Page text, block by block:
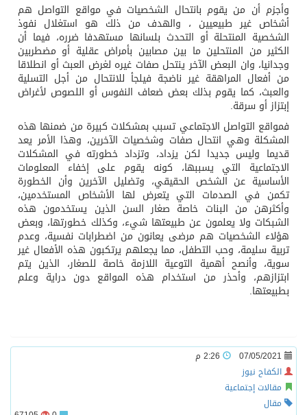
وأجزم أن من يقوم بانتحال الشخصيات في مواقع التواصل هم
أشخاص غير طبيعيين ، والهدف من ذلك هو استغلال نفوذ
الشخصية المنتحلة أو التحدث بلسانها مستهدفا ضرره، فيما أن
الكثير من المنتحلين ما بين مصابين بأمراض عقلية أو مضطربين
وجدانيا، وان البعض الآخر ينتحل صفات غيره لغرض العبث أو انطلاقا
من أفعال المراهقة غير ناضجة فيلجأ للانتحال من أجل التسلية
والعبث، كما يقوم بذلك بعض ضعاف النفوس أو اللصوص لأغراض
إبتزاز أو سرقة.
فمواقع التواصل الاجتماعي تسبب بمشكلات كبيرة من ضمنها هذه
المشكلة وهي انتحال صفات وشخصيات الآخرين، وهذا الأمر يعد
قديما وليس جديدا لكن يزداد، وتزداد خطورته في المشكلات
الاجتماعية التي يسببها، كونه يقوم على إخفاء المعلومات
الأساسية عن الشخص الحقيقي، وتضليل الآخرين وأن الخطورة
تكمن في الصدمات التي يتعرض لها الأشخاص المستخدمين،
وأكثرهن من البنات خاصة صغار السن الذين يستخدمون هذه
الشبكات ولا يعلمون عن طبيعتها شيء، وكذلك خطورتها، وبعض
هؤلاء الشخصيات هم مرضى يعانون من اضطرابات نفسية، وعدم
تربية سليمة، وحب التطفل، مما يجعلهم يرتكبون هذه الأفعال غير
سوية، وأنصح أهمية التوعية اللازمة خاصة للصغار، الذين يتم
ابتزازهم، وأحذر من استخدام هذه المواقع دون دراية وعلم
بطبيعتها.
07/05/2021
الكفاح نيوز
مقالات إجتماعية
مقال